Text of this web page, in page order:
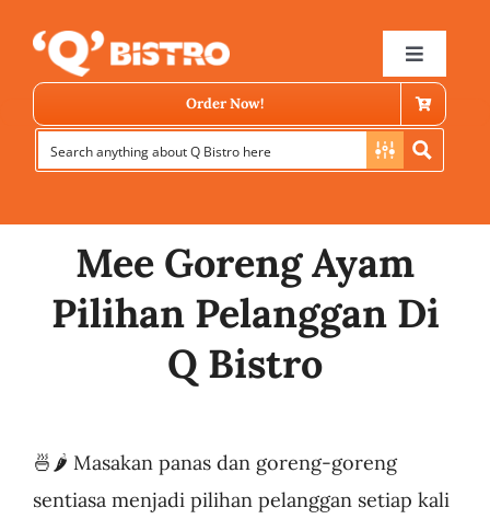
content
Toggle
Store Locator
News
Order Now!
Mee Goreng Ayam
Pilihan Pelanggan Di
Q Bistro
🍜🌶 Masakan panas dan goreng-goreng
sentiasa menjadi pilihan pelanggan setiap kali